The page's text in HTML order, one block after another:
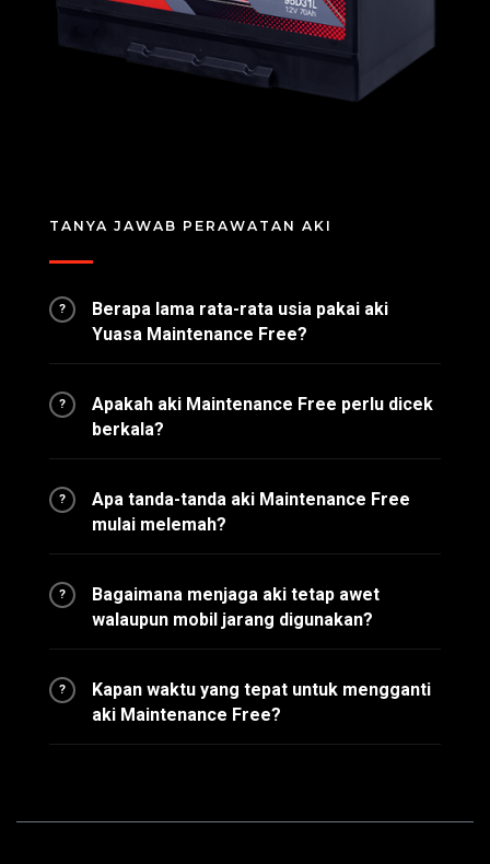
TANYA JAWAB PERAWATAN AKI
?
Berapa lama rata-rata usia pakai aki
Yuasa Maintenance Free?
?
Apakah aki Maintenance Free perlu dicek
berkala?
?
Apa tanda-tanda aki Maintenance Free
mulai melemah?
?
Bagaimana menjaga aki tetap awet
walaupun mobil jarang digunakan?
?
Kapan waktu yang tepat untuk mengganti
aki Maintenance Free?